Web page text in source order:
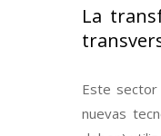
La
Este
nuevas